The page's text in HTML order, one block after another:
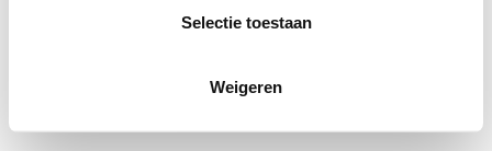
Selectie toestaan
Weigeren